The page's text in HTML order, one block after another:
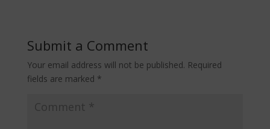
Submit a Comment
Your email address will not be published. Required
fields are marked *